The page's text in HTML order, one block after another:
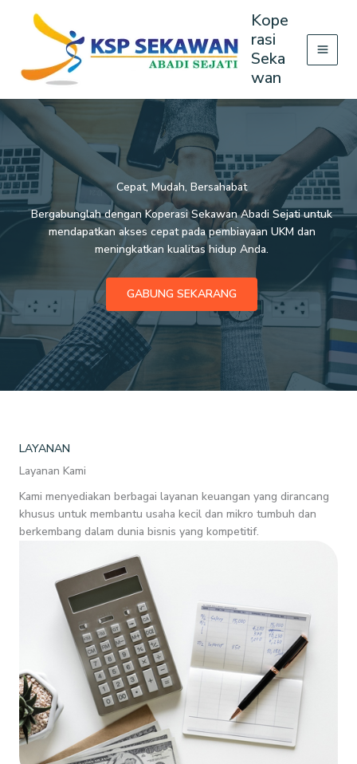
Kope
rasi
Seka
wan
Cepat, Mudah, Bersahabat
Bergabunglah dengan Koperasi Sekawan Abadi Sejati untuk
mendapatkan akses cepat pada pembiayaan UKM dan
meningkatkan kualitas hidup Anda.
GABUNG SEKARANG
LAYANAN
Layanan Kami
Kami menyediakan berbagai layanan keuangan yang dirancang
khusus untuk membantu usaha kecil dan mikro tumbuh dan
berkembang dalam dunia bisnis yang kompetitif.